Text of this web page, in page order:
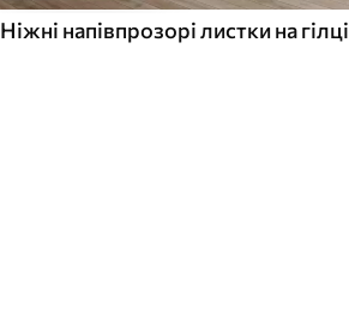
Ніжні напівпрозорі листки на гілці